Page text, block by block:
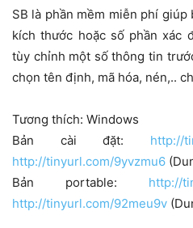
SB là phần mềm miễn phí
kích thước hoặc số phần xác
tùy chỉnh một số thông tin
chọn tên định, mã hóa, nén,..
Tương thích: Windows
Bản cài đặt: http://
http://tinyurl.com/9yvzmu6
Bản portable: http://
http://tinyurl.com/92meu9v